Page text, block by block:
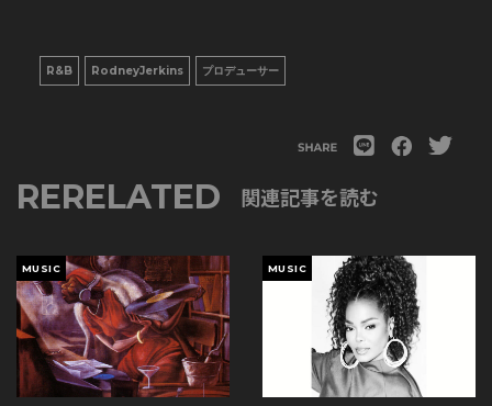
R&B RodneyJerkins プロデューサー
RERELATED 関連記事を読む
MUSIC MUSIC